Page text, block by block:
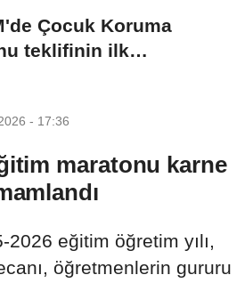
Çocuk Koruma
teklifinin ilk
- 17:36
maratonu karne
2026 eğitim öğretim yılı,
öğretmenlerin gururu